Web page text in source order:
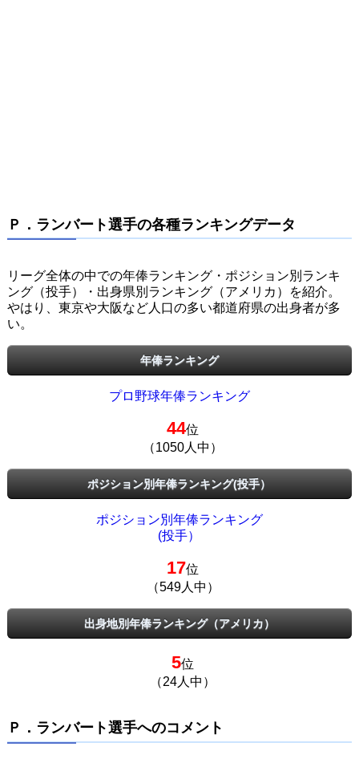
Ｐ．ランバート選手の各種ランキングデータ
リーグ全体の中での年俸ランキング・ポジション別ランキ
ング（投手）・出身県別ランキング（アメリカ）を紹介。
やはり、東京や大阪など人口の多い都道府県の出身者が多
い。
年俸ランキング
プロ野球年俸ランキング
44位
（1050人中）
ポジション別年俸ランキング(投手）
ポジション別年俸ランキング
(投手）
17位
（549人中）
出身地別年俸ランキング（アメリカ）
5位
（24人中）
Ｐ．ランバート選手へのコメント